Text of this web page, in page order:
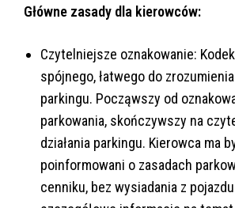
Główne zasady dla kierowców:
Czytelniejsze oznakowanie:
spójnego, łatwego do
parkingu. Począwszy od
parkowania, skończywszy na
działania parkingu. Kierowca ma
poinformowani o zasadach
cenniku, bez wysiadania z